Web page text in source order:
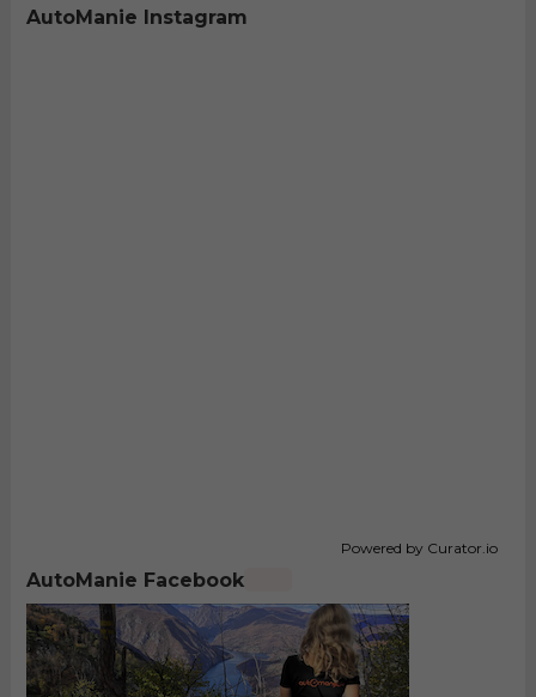
AutoManie Instagram
Powered by Curator.io
AutoManie Facebook